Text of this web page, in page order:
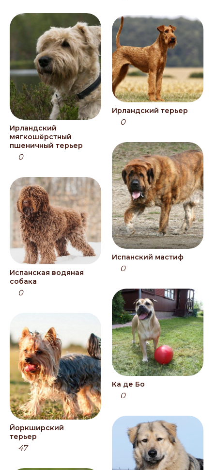
Ирландский
мягкошёрстный
пшеничный терьер
0
Испанская водяная
собака
0
Йоркширский
терьер
47
Ирландский терьер
0
Испанский мастиф
0
Ка де Бо
0